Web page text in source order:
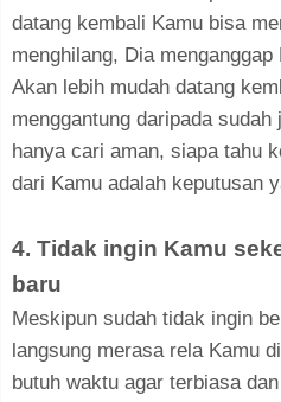
datang kembali Kamu bisa
menghilang, Dia
Akan lebih mudah datang
menggantung daripada
hanya cari aman, siapa tahu
dari Kamu adalah keputusan
4. Tidak ingin Kamu
baru
Meskipun sudah tidak ingin
langsung merasa rela Kamu
butuh waktu agar terbiasa